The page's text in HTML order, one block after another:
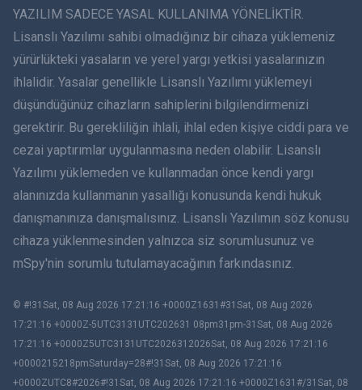
ภาษาไทย
Dansk
हिंदी
עברית
Română
Việt
BIR ÇIFT
YAZILIM SADECE YASAL KULLANIMA YÖNELİKTİR.
Lisanslı Yazılımı sahibi olmadığınız bir cihaza yüklemeniz
yürürlükteki yasaların ve yerel yargı yetkisi yasalarınızın
ihlalidir. Yasalar genellikle Lisanslı Yazılımı yüklemeyi
düşündüğünüz cihazların sahiplerini bilgilendirmenizi
gerektirir. Bu gerekliliğin ihlali, ihlal eden kişiye ciddi para ve
cezai yaptırımlar uygulanmasına neden olabilir. Lisanslı
Yazılımı yüklemeden ve kullanmadan önce kendi yargı
alanınızda kullanmanın yasallığı konusunda kendi hukuk
danışmanınıza danışmalısınız. Lisanslı Yazılımın söz konusu
cihaza yüklenmesinden yalnızca siz sorumlusunuz ve
mSpy'nin sorumlu tutulamayacağının farkındasınız.
© #!31Sat, 08 Aug 2026 17:21:16 +0000Z1631#31Sat, 08 Aug 2026
17:21:16 +0000Z-5UTC3131UTC202631 08pm31pm-31Sat, 08 Aug 2026
17:21:16 +0000Z5UTC3131UTC2026312026Sat, 08 Aug 2026 17:21:16
+0000215218pmSaturday=28#!31Sat, 08 Aug 2026 17:21:16
+0000ZUTC8#2026#!31Sat, 08 Aug 2026 17:21:16 +0000Z1631#/31Sat, 08